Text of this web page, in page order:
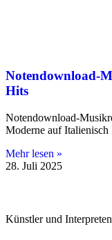
Notendownload-
Hits
Notendownload-
Moderne auf Italienisch
Mehr lesen »
28. Juli 2025
Künstler und Interpreten